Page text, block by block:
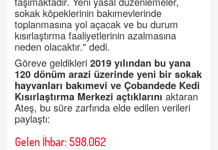
sokak köpeklerinin bakımevlerinde
toplanmasına yol açacak ve bu durum
kısırlaştırma faaliyetlerinin azalmasına
neden olacaktır." dedi.
Göreve geldikleri 2019 yılından bu yana
120 dönüm arazi üzerinde yeni bir sokak
hayvanları bakımevi ve Çobandede Kedi
Kısırlaştırma Merkezi açtıklarını aktaran
Ateş, bu süre zarfında elde edilen verileri
paylaştı:
Gelen İhbar: 598.062